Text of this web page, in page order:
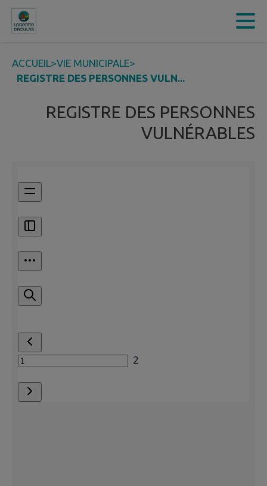
Contenu
ACCUEIL>VIE MUNICIPALE>
REGISTRE DES PERSONNES VULN...
REGISTRE DES PERSONNES
VULNÉRABLES